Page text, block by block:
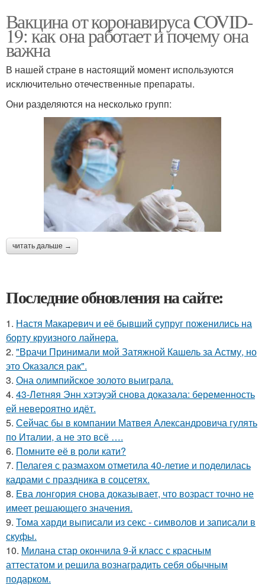
Вакцина от коронавируса COVID-
19: как она работает и почему она
важна
В нашей стране в настоящий момент используются
исключительно отечественные препараты.
Они разделяются на несколько групп:
читать дальше →
Последние обновления на сайте:
1. Настя Макаревич и её бывший супруг поженились на
борту круизного лайнера.
2. "Врачи Принимали мой Затяжной Кашель за Астму, но
это Оказался рак".
3. Она олимпийское золото выиграла.
4. 43-Летняя Энн хэтэуэй снова доказала: беременность
ей невероятно идёт.
5. Сейчас бы в компании Матвея Александровича гулять
по Италии, а не это всё ….
6. Помните её в роли кати?
7. Пелагея с размахом отметила 40-летие и поделилась
кадрами с праздника в соцсетях.
8. Ева лонгория снова доказывает, что возраст точно не
имеет решающего значения.
9. Тома харди выписали из секс - символов и записали в
скуфы.
10. Милана стар окончила 9-й класс с красным
аттестатом и решила вознаградить себя обычным
подарком.